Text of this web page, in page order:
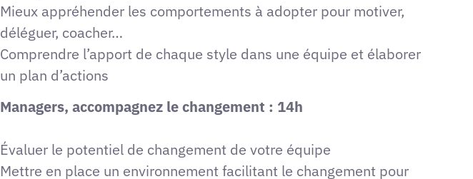
Mieux appréhender les comportements à adopter pour motiver,
déléguer, coacher…
Comprendre l’apport de chaque style dans une équipe et élaborer
un plan d’actions
Managers, accompagnez le changement : 14h
Évaluer le potentiel de changement de votre équipe
Mettre en place un environnement facilitant le changement pour